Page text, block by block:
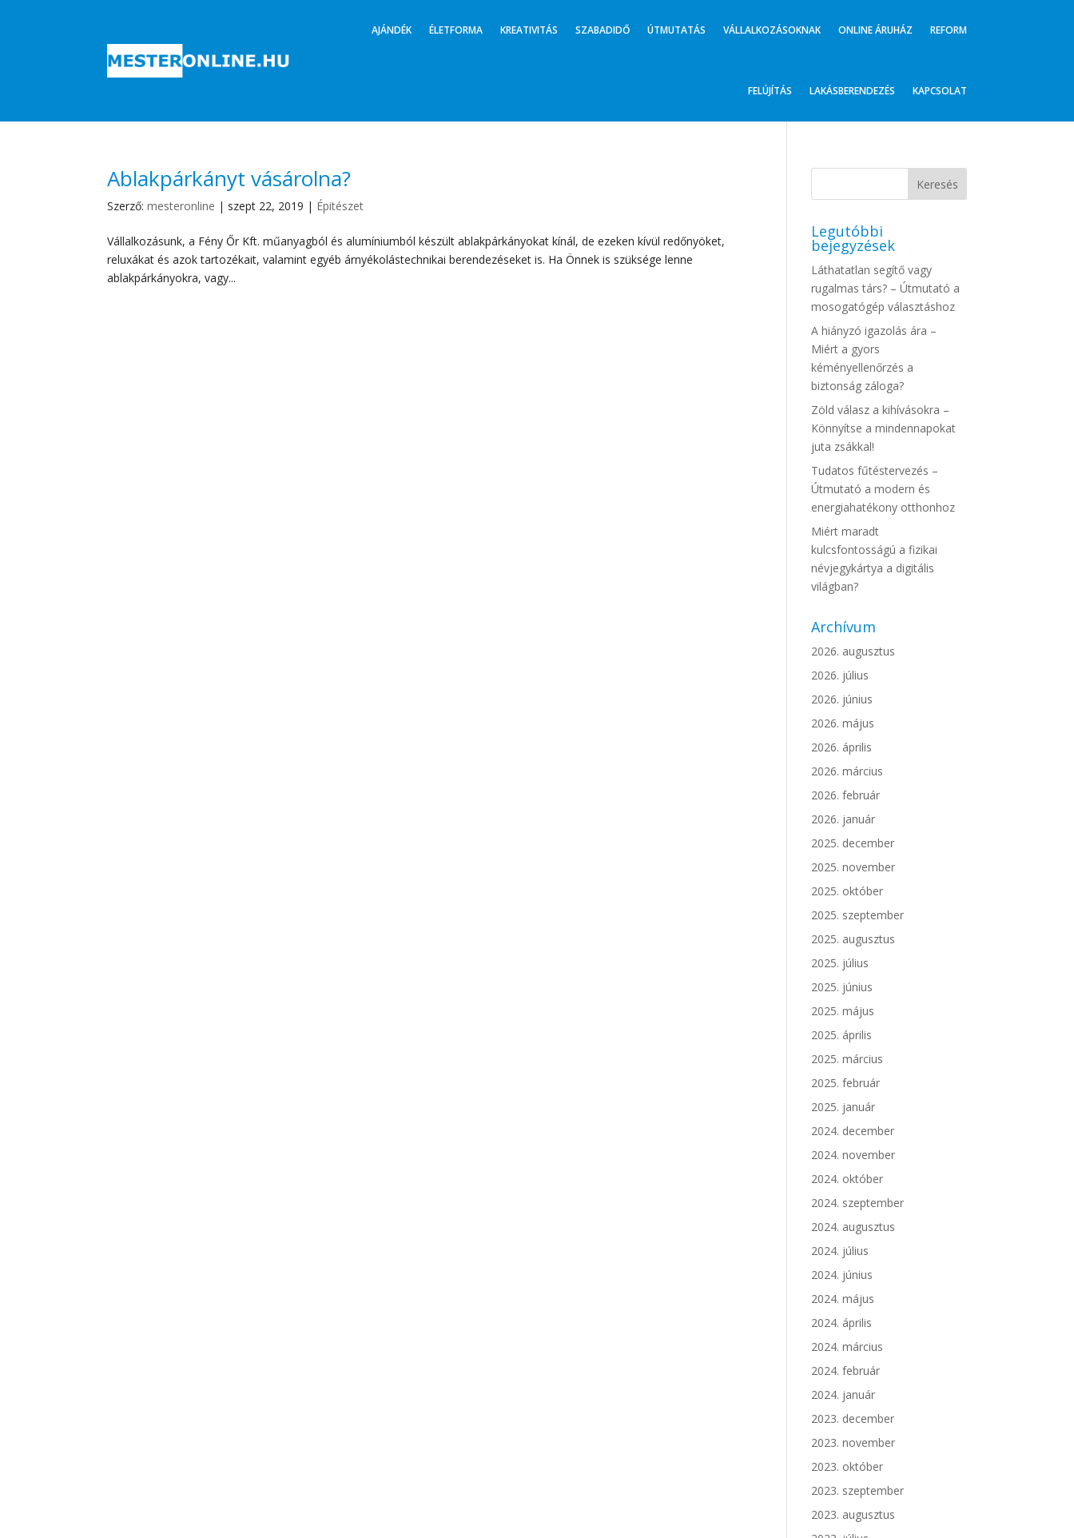
AJÁNDÉK ÉLETFORMA KREATIVITÁS SZABADIDŐ ÚTMUTATÁS VÁLLALKOZÁSOKNAK ONLINE ÁRUHÁZ REFORM
FELÚJÍTÁS LAKÁSBERENDEZÉS KAPCSOLAT
Ablakpárkányt vásárolna?
Szerző:mesteronline | szept 22, 2019 | Épitészet
Vállalkozásunk, a Fény Őr Kft. műanyagból és alumíniumból készült ablakpárkányokat kínál, de ezeken kívül redőnyöket,
reluxákat és azok tartozékait, valamint egyéb árnyékolástechnikai berendezéseket is. Ha Önnek is szüksége lenne
ablakpárkányokra, vagy...
Legutóbbi
bejegyzések
Láthatatlan segítő vagy
rugalmas társ? – Útmutató a
mosogatógép választáshoz
A hiányzó igazolás ára –
Miért a gyors
kéményellenőrzés a
biztonság záloga?
Zöld válasz a kihívásokra –
Könnyítse a mindennapokat
juta zsákkal!
Tudatos fűtéstervezés –
Útmutató a modern és
energiahatékony otthonhoz
Miért maradt
kulcsfontosságú a fizikai
névjegykártya a digitális
világban?
Archívum
2026. augusztus
2026. július
2026. június
2026. május
2026. április
2026. március
2026. február
2026. január
2025. december
2025. november
2025. október
2025. szeptember
2025. augusztus
2025. július
2025. június
2025. május
2025. április
2025. március
2025. február
2025. január
2024. december
2024. november
2024. október
2024. szeptember
2024. augusztus
2024. július
2024. június
2024. május
2024. április
2024. március
2024. február
2024. január
2023. december
2023. november
2023. október
2023. szeptember
2023. augusztus